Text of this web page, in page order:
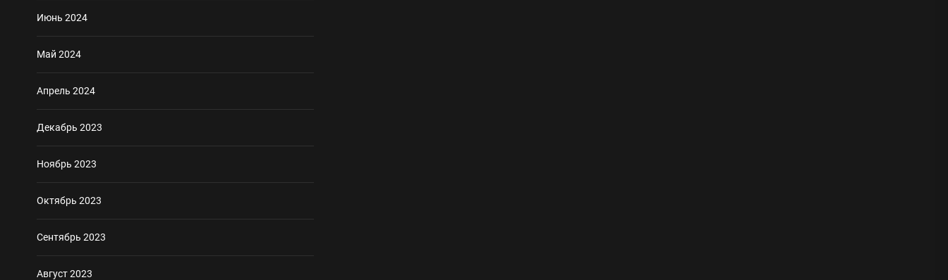
Июнь 2024
Май 2024
Апрель 2024
Декабрь 2023
Ноябрь 2023
Октябрь 2023
Сентябрь 2023
Август 2023